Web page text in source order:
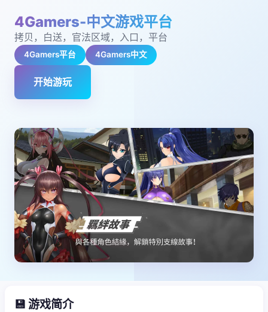
4Gamers-中文游戏平台
拷贝，白送，官法区域，入口，平台
4Gamers平台 4Gamers中文
开始游玩
💾 游戏简介